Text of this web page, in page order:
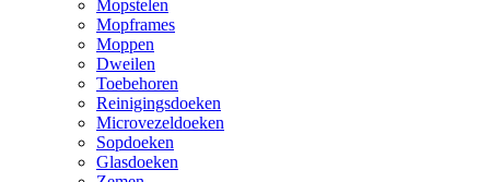
Mopstelen
Mopframes
Moppen
Dweilen
Toebehoren
Reinigingsdoeken
Microvezeldoeken
Sopdoeken
Glasdoeken